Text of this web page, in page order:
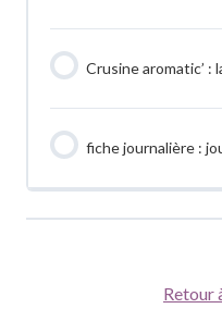
Crusine aromatic’ :
fiche journalière :
Retour